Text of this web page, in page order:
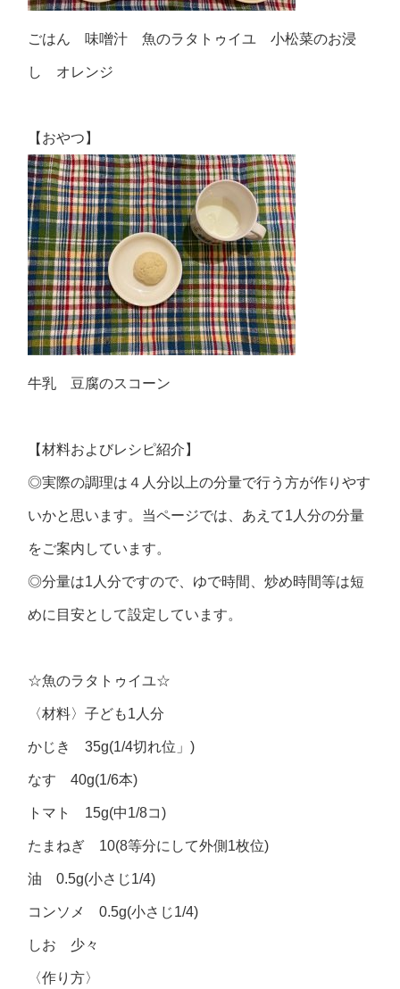
ごはん 味噌汁 魚のラタトゥイユ 小松菜のお浸
し オレンジ
【おやつ】
牛乳 豆腐のスコーン
【材料およびレシピ紹介】
◎実際の調理は４人分以上の分量で行う方が作りやす
いかと思います。当ページでは、あえて1人分の分量
をご案内しています。
◎分量は1人分ですので、ゆで時間、炒め時間等は短
めに目安として設定しています。
☆魚のラタトゥイユ☆
〈材料〉子ども1人分
かじき 35g(1/4切れ位」)
なす 40g(1/6本)
トマト 15g(中1/8コ)
たまねぎ 10(8等分にして外側1枚位)
油 0.5g(小さじ1/4)
コンソメ 0.5g(小さじ1/4)
しお 少々
〈作り方〉